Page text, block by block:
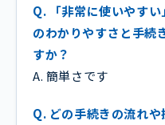
Q. 「非常に使いやす
のわかりやすさと手続
すか？
A. 簡単さです
Q. どの手続きの流れ